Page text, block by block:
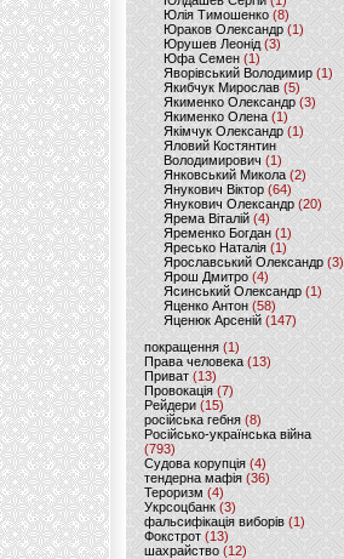
Юлія Тимошенко (8)
Юраков Олександр (1)
Юрушев Леонід (3)
Юфа Семен (1)
Яворівський Володимир (1)
Якибчук Мирослав (5)
Якименко Олександр (3)
Якименко Олена(1)
Якімчук Олександр (1)
Яловий Костянтин
Володимирович (1)
Янковський Микола(2)
Янукович Віктор (64)
Янукович Олександр(20)
Ярема Віталій(4)
Яременко Богдан(1)
Яресько Наталія(1)
Ярославський Олександр (3)
Ярош Дмитро (4)
Ясинський Олександр (1)
Яценко Антон(58)
Яценюк Арсеній (147)
покращення (1)
Права человека(13)
Приват (13)
Провокація (7)
Рейдери (15)
російська гебня (8)
Російсько-українська війна
(793)
Судова корупція (4)
тендерна мафія (36)
Тероризм (4)
Укрсоцбанк (3)
фальсифікація виборів (1)
Фокстрот(13)
шахрайство (12)